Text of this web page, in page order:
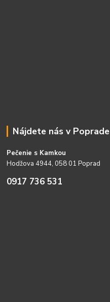
Nájdete nás v Poprade
Pečenie s Kamkou
Hodžova 4944, 058 01 Poprad
0917 736 531